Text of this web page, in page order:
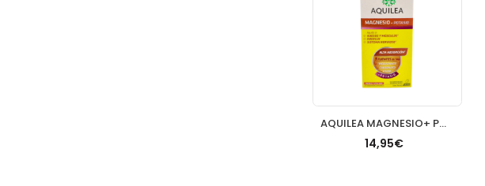
AQUILEA MAGNESIO+ POTASIO COMP EFERVESCENTE 28 COMP EFERV
14,95€